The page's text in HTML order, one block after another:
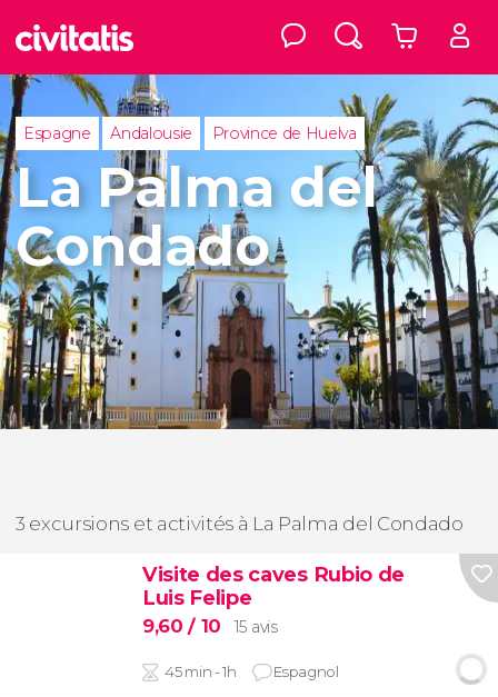
Espagne Andalousie Province de Huelva
La Palma del
Condado
3 excursions et activités à La Palma del Condado
Visite des caves Rubio de
Luis Felipe
9,60/ 10 15 avis
45 min - 1h Espagnol